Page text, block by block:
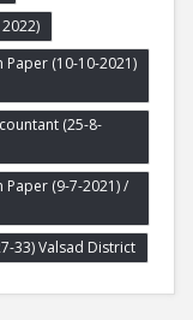
Paper (10-10-2021)
(25-8-
Paper (9-7-2021) /
33) Valsad District